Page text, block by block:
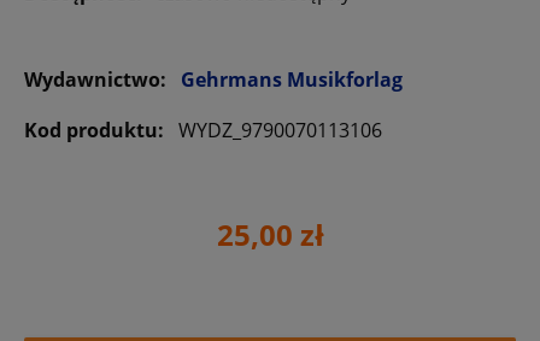
Wydawnictwo:
Gehrmans Musikforlag
Kod produktu: WYDZ_9790070113106
25,00 zł